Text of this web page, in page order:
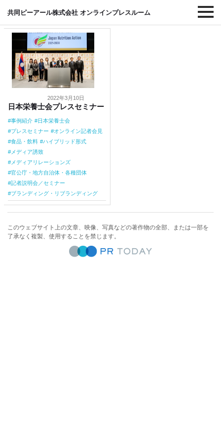
共同ピーアール株式会社 オンラインプレスルーム
#日本栄養士会
2022年3月10日
日本栄養士会プレスセミナー
事例紹介
日本栄養士会
プレスセミナー
オンライン記者会見
食品・飲料
ハイブリッド形式
メディア誘致
メディアリレーションズ
官公庁・地方自治体・各種団体
記者説明会／セミナー
ブランディング・リブランディング
このウェブサイト上の文章、映像、写真などの著作物の全部、または一部を
了承なく複製、使用することを禁じます。